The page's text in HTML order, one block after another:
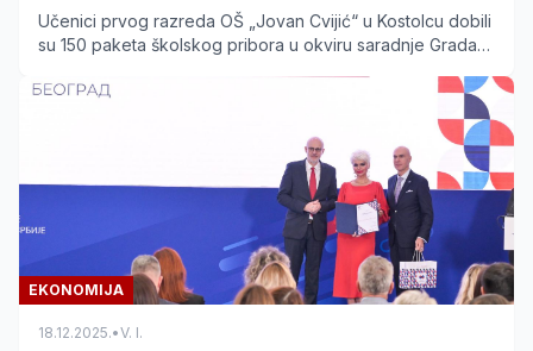
Učenici prvog razreda OŠ „Jovan Cvijić“ u Kostolcu dobili
su 150 paketa školskog pribora u okviru saradnje Grada
EKONOMIJA
18.12.2025.•V. I.